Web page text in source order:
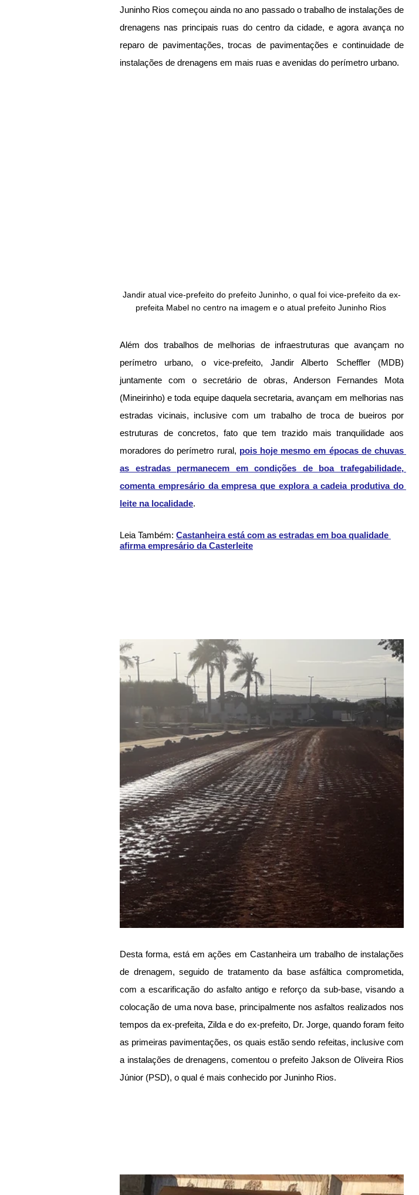
Juninho Rios começou ainda no ano passado o trabalho de instalações de
drenagens nas principais ruas do centro da cidade, e agora avança no
reparo de pavimentações, trocas de pavimentações e continuidade de
instalações de drenagens em mais ruas e avenidas do perímetro urbano.
Jandir atual vice-prefeito do prefeito Juninho, o qual foi vice-prefeito da ex-
prefeita Mabel no centro na imagem e o atual prefeito Juninho Rios
Além dos trabalhos de melhorias de infraestruturas que avançam no
perímetro urbano, o vice-prefeito, Jandir Alberto Scheffler (MDB)
juntamente com o secretário de obras, Anderson Fernandes Mota
(Mineirinho) e toda equipe daquela secretaria, avançam em melhorias nas
estradas vicinais, inclusive com um trabalho de troca de bueiros por
estruturas de concretos, fato que tem trazido mais tranquilidade aos
moradores do perímetro rural, pois hoje mesmo em épocas de chuvas
as estradas permanecem em condições de boa trafegabilidade,
comenta empresário da empresa que explora a cadeia produtiva do
leite na localidade.
Leia Também: Castanheira está com as estradas em boa qualidade
afirma empresário da Casterleite
Desta forma, está em ações em Castanheira um trabalho de instalações
de drenagem, seguido de tratamento da base asfáltica comprometida,
com a escarificação do asfalto antigo e reforço da sub-base, visando a
colocação de uma nova base, principalmente nos asfaltos realizados nos
tempos da ex-prefeita, Zilda e do ex-prefeito, Dr. Jorge, quando foram feito
as primeiras pavimentações, os quais estão sendo refeitas, inclusive com
a instalações de drenagens, comentou o prefeito Jakson de Oliveira Rios
Júnior (PSD), o qual é mais conhecido por Juninho Rios.